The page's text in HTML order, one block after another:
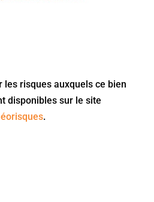
risques auxquels ce bien
disponibles sur le site
.